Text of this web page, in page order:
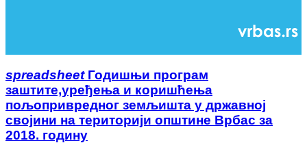
spreadsheet Годишњи програм
заштите,уређења и коришћења
пољопривредног земљишта у државној
својини на територији општине Врбас за
2018. годину